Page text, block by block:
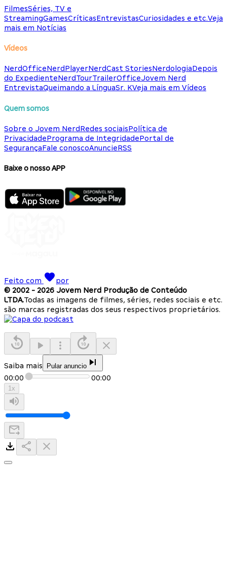
FilmesSéries, TV e
StreamingGamesCríticasEntrevistasCuriosidades e etc.Veja
mais em Notícias
Vídeos
NerdOfficeNerdPlayerNerdCast StoriesNerdologiaDepois
do ExpedienteNerdTourTrailerOfficeJovem Nerd
EntrevistaQueimando a LínguaSr. KVeja mais em Vídeos
Quem somos
Sobre o Jovem NerdRedes sociaisPolítica de
PrivacidadePrograma de IntegridadePortal de
SegurançaFale conoscoAnuncieRSS
Baixe o nosso APP
Feito com
por
© 2002 - 2026 Jovem Nerd Produção de Conteúdo
LTDA.Todas as imagens de filmes, séries, redes sociais e etc.
são marcas registradas dos seus respectivos proprietários.
Saiba mais Pular anuncio
00:00 00:00
1x